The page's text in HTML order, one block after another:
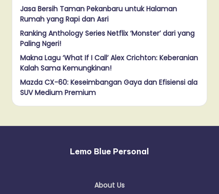
Jasa Bersih Taman Pekanbaru untuk Halaman
Rumah yang Rapi dan Asri
Ranking Anthology Series Netflix ‘Monster’ dari yang
Paling Ngeri!
Makna Lagu ‘What If I Call’ Alex Crichton: Keberanian
Kalah Sama Kemungkinan!
Mazda CX-60: Keseimbangan Gaya dan Efisiensi ala
SUV Medium Premium
Lemo Blue Personal
About Us